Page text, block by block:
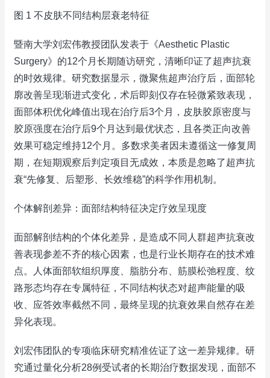
图 1 不皮肤不同结构层衰老特征
暨南大学刘宏伟教授团队发表于《Aesthetic Plastic
Surgery》的12个月长期随访研究，清晰印证了超声抗衰
的时效规律。研究数据显示，微聚焦超声治疗后，面部轮
廓改善呈现渐进式变化，术后即刻仅存在轻微紧致表现，
面部体积优化峰值出现在治疗后3个月，皮肤胶原密度与
胶原强度在治疗后9个月达到最优状态，且各类正向改善
效果可稳定维持12个月。多数求美者因未遵循这一修复周
期，在短期观察后判定项目无成效，本质是忽略了超声抗
衰“先修复、后塑形、长效维稳”的科学作用机制。
个体解剖差异：面部结构特征决定疗效呈现度
面部解剖结构的个体化差异，是造成不同人群超声抗衰改
善表现参差不齐的核心因素，也是行业长期存在的技术难
点。人体面部软组织厚度、脂肪分布、筋膜松弛程度、纹
路形态均存在专属特征，不同结构状态对超声能量的吸
收、应答效率截然不同，最终呈现的抗衰效果自然存在差
异化表现。
刘宏伟团队的专项临床研究精准佐证了这一差异规律。研
究通过量化分析28例受试者的长期治疗数据发现，面部不